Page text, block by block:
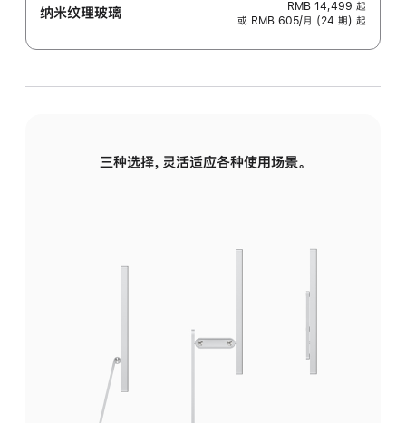
纳米纹理玻璃 RMB 14,499 起
或 RMB 605/月 (24 期) 起
三种选择，灵活适应各种使用场景。